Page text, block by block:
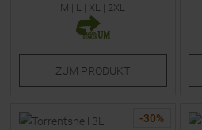
M | L | XL | 2XL
ZUM PRODUKT
-30%